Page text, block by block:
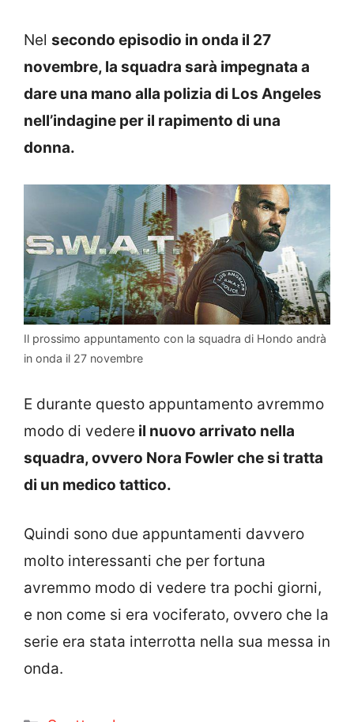
Nel secondo episodio in onda il 27
novembre, la squadra sarà impegnata a
dare una mano alla polizia di Los Angeles
nell’indagine per il rapimento di una
donna.
Il prossimo appuntamento con la squadra di Hondo andrà
in onda il 27 novembre
E durante questo appuntamento avremmo
modo di vedere il nuovo arrivato nella
squadra, ovvero Nora Fowler che si tratta
di un medico tattico.
Quindi sono due appuntamenti davvero
molto interessanti che per fortuna
avremmo modo di vedere tra pochi giorni,
e non come si era vociferato, ovvero che la
serie era stata interrotta nella sua messa in
onda.